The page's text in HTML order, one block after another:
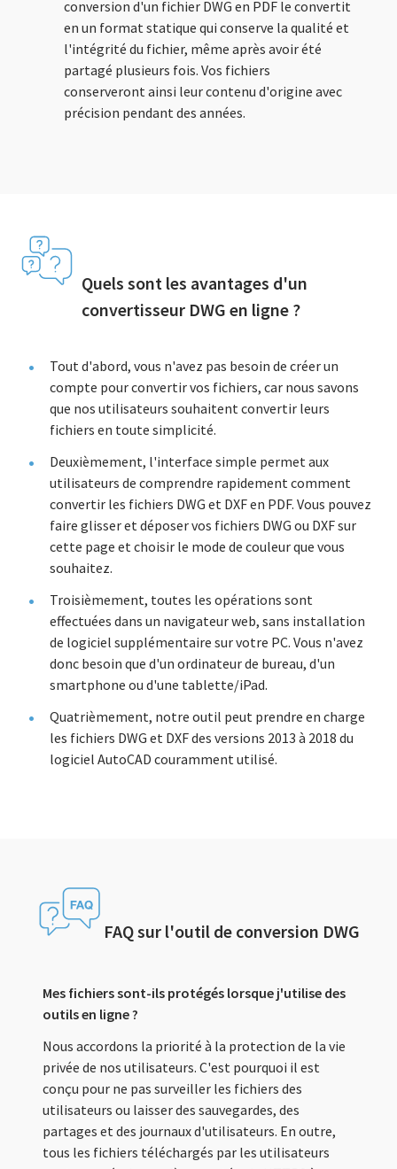
conversion d'un fichier DWG en PDF le convertit
en un format statique qui conserve la qualité et
l'intégrité du fichier, même après avoir été
partagé plusieurs fois. Vos fichiers
conserveront ainsi leur contenu d'origine avec
précision pendant des années.
Quels sont les avantages d'un
convertisseur DWG en ligne ?
Tout d'abord, vous n'avez pas besoin de créer un
compte pour convertir vos fichiers, car nous savons
que nos utilisateurs souhaitent convertir leurs
fichiers en toute simplicité.
Deuxièmement, l'interface simple permet aux
utilisateurs de comprendre rapidement comment
convertir les fichiers DWG et DXF en PDF. Vous pouvez
faire glisser et déposer vos fichiers DWG ou DXF sur
cette page et choisir le mode de couleur que vous
souhaitez.
Troisièmement, toutes les opérations sont
effectuées dans un navigateur web, sans installation
de logiciel supplémentaire sur votre PC. Vous n'avez
donc besoin que d'un ordinateur de bureau, d'un
smartphone ou d'une tablette/iPad.
Quatrièmement, notre outil peut prendre en charge
les fichiers DWG et DXF des versions 2013 à 2018 du
logiciel AutoCAD couramment utilisé.
FAQ sur l'outil de conversion DWG
Mes fichiers sont-ils protégés lorsque j'utilise des
outils en ligne ?
Nous accordons la priorité à la protection de la vie
privée de nos utilisateurs. C'est pourquoi il est
conçu pour ne pas surveiller les fichiers des
utilisateurs ou laisser des sauvegardes, des
partages et des journaux d'utilisateurs. En outre,
tous les fichiers téléchargés par les utilisateurs